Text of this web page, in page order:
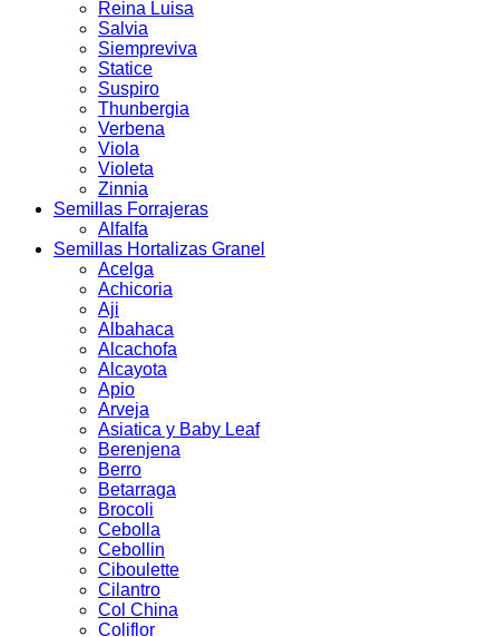
Reina Luisa
Salvia
Siempreviva
Statice
Suspiro
Thunbergia
Verbena
Viola
Violeta
Zinnia
Semillas Forrajeras
Alfalfa
Semillas Hortalizas Granel
Acelga
Achicoria
Aji
Albahaca
Alcachofa
Alcayota
Apio
Arveja
Asiatica y Baby Leaf
Berenjena
Berro
Betarraga
Brocoli
Cebolla
Cebollin
Ciboulette
Cilantro
Col China
Coliflor